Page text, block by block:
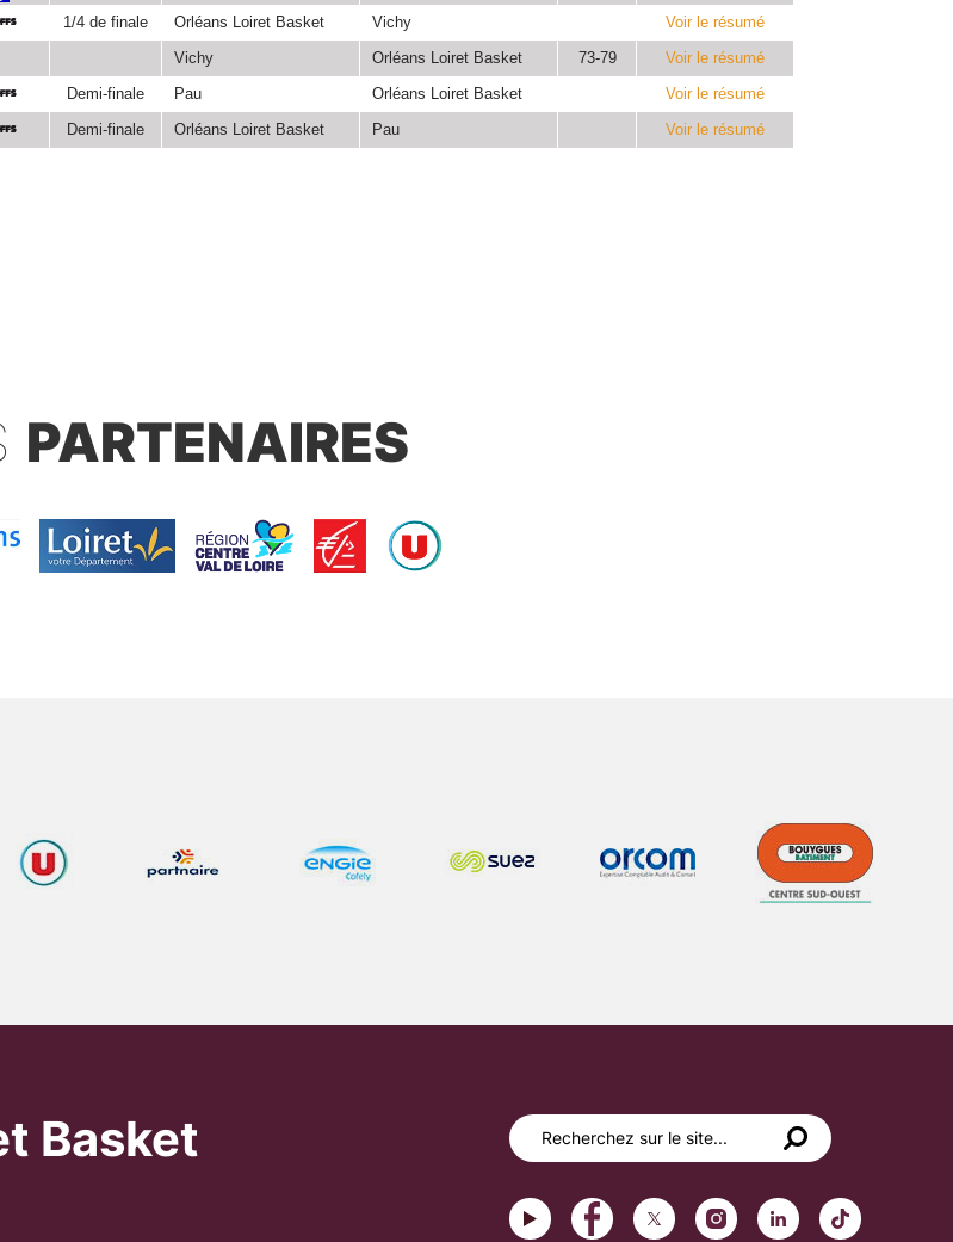
1/4 de finale Orléans Loiret Basket Vichy
Voir le résumé
Vichy Orléans Loiret Basket 73-79
Voir le résumé
Demi-finale Pau Orléans Loiret Basket
Voir le résumé
Demi-finale Orléans Loiret Basket Pau Voir le résumé
PARTENAIRES
Basket